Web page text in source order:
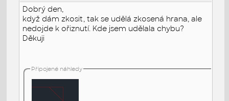
Dobrý den,
když dám zkosit, tak se udělá zkosená hrana, ale
nedojde k ořiznutí. Kde jsem udělala chybu?
Děkuji
Připojené náhledy